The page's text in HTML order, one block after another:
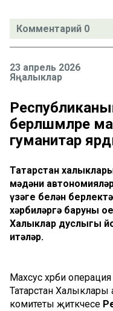
Комментарий 0
23 апрель 2026
Яңалыклар
берләшмәләре
гуманитар
Татарстан
мәдәни
үзәге белән
хәрбиләргә баруны
Халыклар дуслыгы
итәләр.
Махсус хәрби
Татарстан
комитеты җитәкчесе